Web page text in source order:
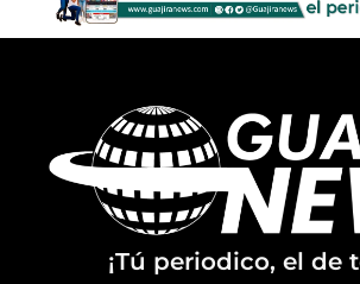
¡Tú periodico, el de